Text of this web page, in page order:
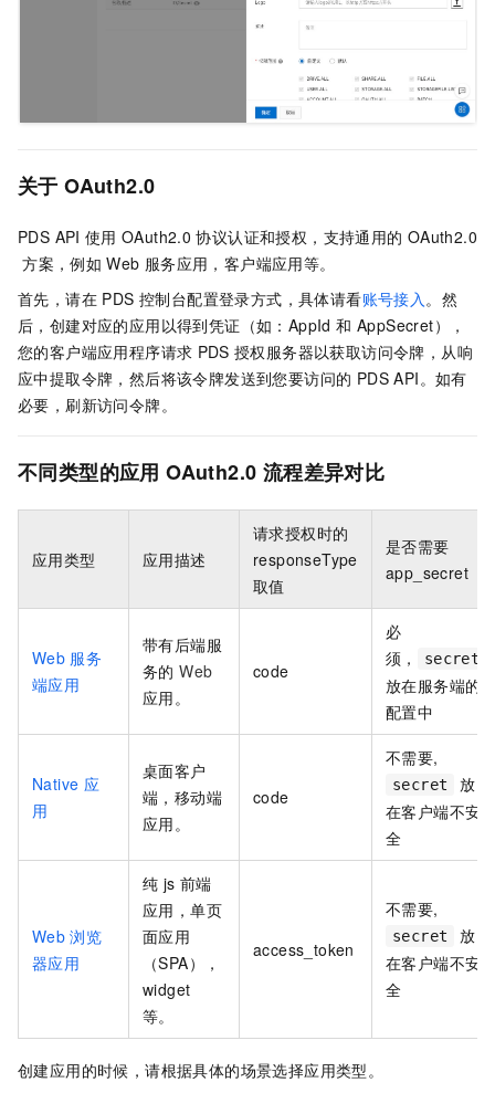
关于 OAuth2.0
PDS API 使用 OAuth2.0 协议认证和授权，支持通用的 OAuth2.0
方案，例如 Web 服务应用，客户端应用等。
首先，请在 PDS 控制台配置登录方式，具体请看账号接入。然
后，创建对应的应用以得到凭证（如：AppId 和 AppSecret），
您的客户端应用程序请求 PDS 授权服务器以获取访问令牌，从响
应中提取令牌，然后将该令牌发送到您要访问的 PDS API。如有
必要，刷新访问令牌。
不同类型的应用 OAuth2.0 流程差异对比
应用类型 应用描述
请求授权时的
responseType
取值
是否需要
app_secret
Web 服务
端应用
带有后端服
务的Web
应用。
code
必
须，
secret
放在服务端的
配置中
Native 应
用
桌面客户
端，移动端
应用。
code
不需要,
secret
放
在客户端不安
全
Web 浏览
器应用
纯 js 前端
应用，单页
面应用
（SPA），
widget
等。
access_token
不需要,
secret
放
在客户端不安
全
创建应用的时候，请根据具体的场景选择应用类型。